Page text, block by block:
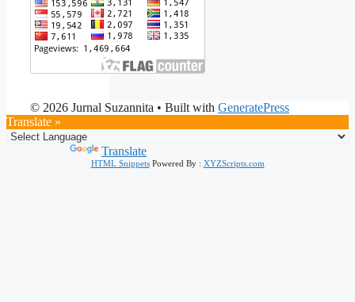
© 2026 Jurnal Suzannita • Built with GeneratePress
Translate »
Translate
HTML SnippetsPowered By : XYZScripts.com